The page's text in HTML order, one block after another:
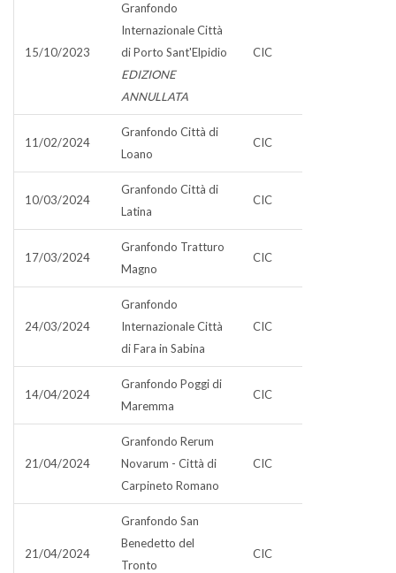
15/10/2023
Granfondo
Internazionale Città
di Porto Sant'Elpidio
EDIZIONE
ANNULLATA
CIC
11/02/2024
Granfondo Città di
Loano
CIC
10/03/2024
Granfondo Città di
Latina
CIC
17/03/2024
Granfondo Tratturo
Magno
CIC
24/03/2024
Granfondo
Internazionale Città
di Fara in Sabina
CIC
14/04/2024
Granfondo Poggi di
Maremma
CIC
21/04/2024
Granfondo Rerum
Novarum - Città di
Carpineto Romano
CIC
21/04/2024
Granfondo San
Benedetto del
Tronto
CIC